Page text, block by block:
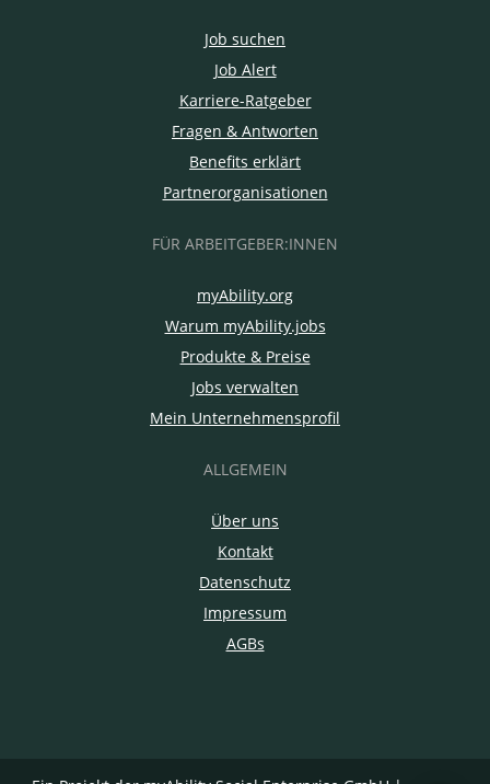
Job suchen
Job Alert
Karriere-Ratgeber
Fragen & Antworten
Benefits erklärt
Partnerorganisationen
FÜR ARBEITGEBER:INNEN
myAbility.org
Warum myAbility.jobs
Produkte & Preise
Jobs verwalten
Mein Unternehmensprofil
ALLGEMEIN
Über uns
Kontakt
Datenschutz
Impressum
AGBs